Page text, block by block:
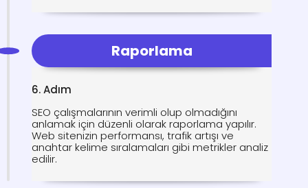
Raporlama
6. Adım
SEO çalışmalarının verimli olup olmadığını
anlamak için düzenli olarak raporlama yapılır.
Web sitenizin performansı, trafik artışı ve
anahtar kelime sıralamaları gibi metrikler analiz
edilir.